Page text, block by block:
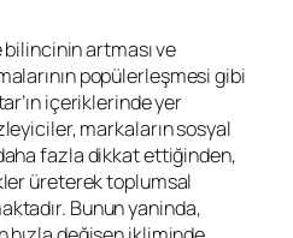
bilincinin artması ve
popülerleşmesi gibi
içeriklerinde yer
markaların sosyal
fazla dikkat ettiğinden,
üreterek toplumsal
Bunun yaninda,